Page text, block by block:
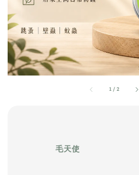
1 / 2
              毛天使